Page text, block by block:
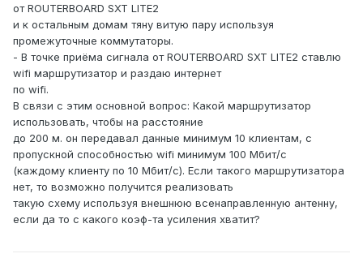
от ROUTERBOARD SXT LITE2
и к остальным домам тяну витую пару используя
промежуточные коммутаторы.
- В точке приёма сигнала от ROUTERBOARD SXT LITE2 ставлю
wifi маршрутизатор и раздаю интернет
по wifi.
В связи с этим основной вопрос: Какой маршрутизатор
использовать, чтобы на расстояние
до 200 м. он передавал данные минимум 10 клиентам, с
пропускной способностью wifi минимум 100 Мбит/с
(каждому клиенту по 10 Мбит/с). Если такого маршрутизатора
нет, то возможно получится реализовать
такую схему используя внешнюю всенаправленную антенну,
если да то с какого коэф-та усиления хватит?